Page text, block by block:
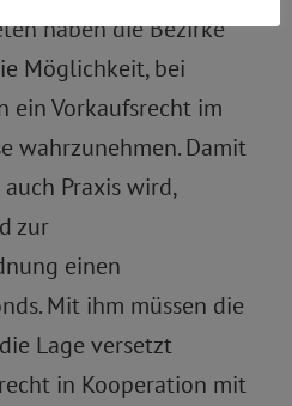
haben die Bezirke
Möglichkeit, bei
ein Vorkaufsrecht im
wahrzunehmen. Damit
Praxis wird,
zur
einen
Mit ihm müssen die
Lage versetzt
in Kooperation mit